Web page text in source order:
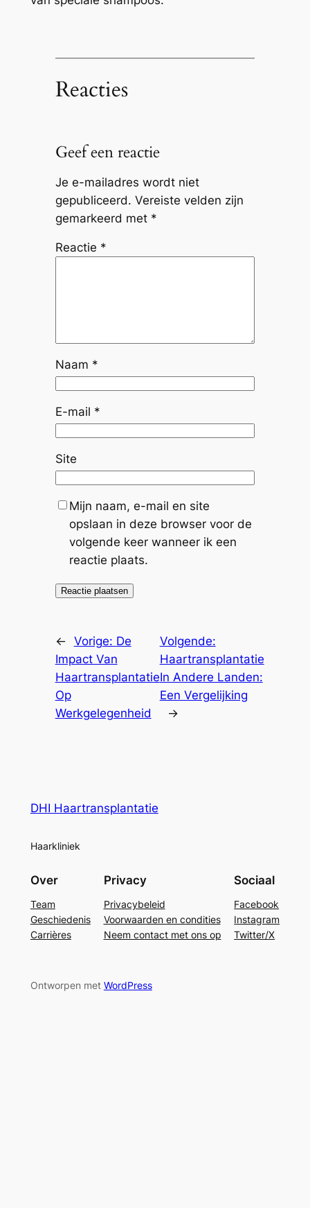
Reacties
Geef een reactie
Je e-mailadres wordt niet
gepubliceerd. Vereiste velden zijn
gemarkeerd met *
Reactie *
Naam *
E-mail *
Site
Mijn naam, e-mail en site
opslaan in deze browser voor de
volgende keer wanneer ik een
reactie plaats.
← Vorige: De
Impact Van
Haartransplantatie
Op
Werkgelegenheid
Volgende:
Haartransplantatie
In Andere Landen:
Een Vergelijking
→
DHI Haartransplantatie
Haarkliniek
Over
Team
Geschiedenis
Carrières
Privacy
Privacybeleid
Voorwaarden en condities
Neem contact met ons op
Sociaal
Facebook
Instagram
Twitter/X
Ontworpen met WordPress